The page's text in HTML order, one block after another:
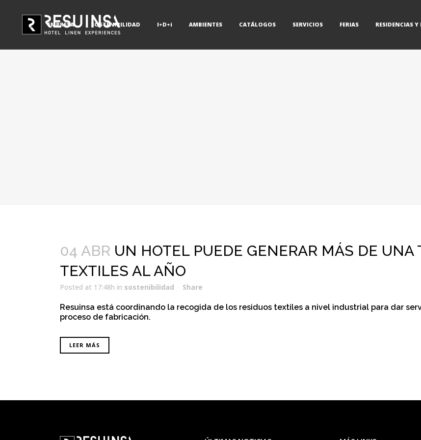
EMPRESA SOSTENIBILIDAD I+D+i AMBIENTES CATÁLOGOS SERVICIOS FERIAS RESIDENCIAS
04 ABR UN HOTEL PUEDE GENERAR MÁS DE UNA
TEXTILES AL AÑO
Posted at 17:48h in sostenibilidad Share
Resuinsa está coordinando la recogida de los residuos textiles a nivel industrial para dar
proceso de fabricación.
LEER MÁS